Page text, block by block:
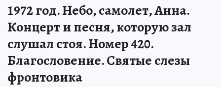
1972 год. Небо, самолет, Анна.
Концерт и песня, которую зал
слушал стоя. Номер 420.
Благословение. Святые слезы
фронтовика